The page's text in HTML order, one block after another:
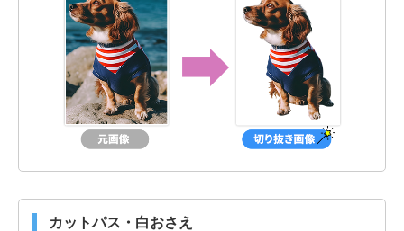
カットパス・白おさえ